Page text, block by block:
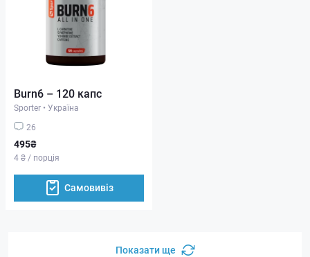
Burn6 – 120 капс
Sporter • Україна
26
495₴
4 ₴ / порція
Самовивіз
Показати ще